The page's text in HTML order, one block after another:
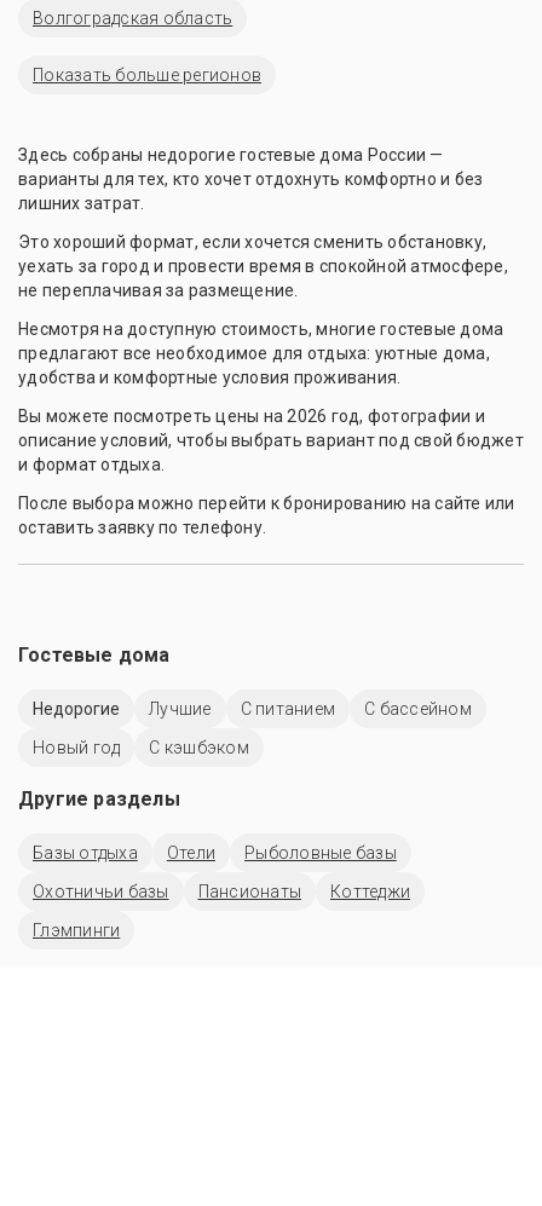
Волгоградская область
Показать больше регионов
Здесь собраны недорогие гостевые дома России —
варианты для тех, кто хочет отдохнуть комфортно и без
лишних затрат.
Это хороший формат, если хочется сменить обстановку,
уехать за город и провести время в спокойной атмосфере,
не переплачивая за размещение.
Несмотря на доступную стоимость, многие гостевые дома
предлагают все необходимое для отдыха: уютные дома,
удобства и комфортные условия проживания.
Вы можете посмотреть цены на 2026 год, фотографии и
описание условий, чтобы выбрать вариант под свой бюджет
и формат отдыха.
После выбора можно перейти к бронированию на сайте или
оставить заявку по телефону.
Гостевые дома
Недорогие Лучшие С питанием
С бассейном
Новый год
С кэшбэком
Другие разделы
Базы отдыха Отели
Рыболовные базы
Охотничьи базы
Пансионаты
Коттеджи
Глэмпинги